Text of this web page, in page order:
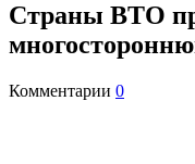
Страны ВТО
Комментарии 0